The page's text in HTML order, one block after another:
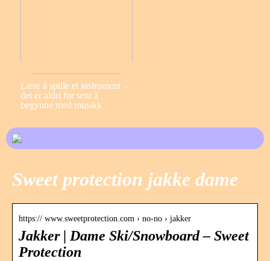
Lære å spille et instrument –
det er aldri for sent å
begynne med musikk
Sweet protection jakke dame
https:// www.sweetprotection.com › no-no › jakker
Jakker | Dame Ski/Snowboard – Sweet
Protection